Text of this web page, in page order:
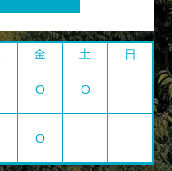
金 土
日
O O
O